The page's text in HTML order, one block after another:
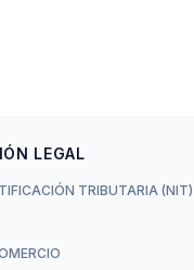
LEGAL
TRIBUTARIA (NIT)